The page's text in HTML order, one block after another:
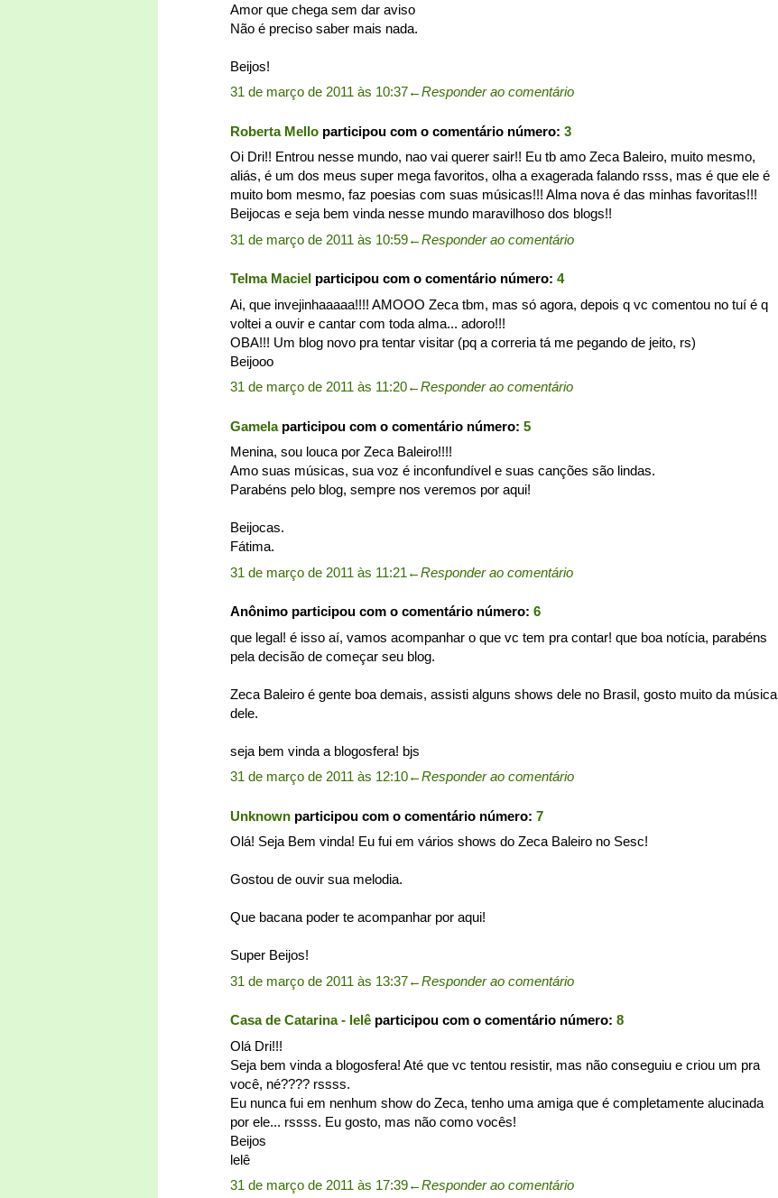
Amor que chega sem dar aviso
Não é preciso saber mais nada.
Beijos!
31 de março de 2011 às 10:37←Responder ao comentário
Roberta Mello participou com o comentário número: 3
Oi Dri!! Entrou nesse mundo, nao vai querer sair!! Eu tb amo Zeca Baleiro, muito mesmo,
aliás, é um dos meus super mega favoritos, olha a exagerada falando rsss, mas é que ele é
muito bom mesmo, faz poesias com suas músicas!!! Alma nova é das minhas favoritas!!!
Beijocas e seja bem vinda nesse mundo maravilhoso dos blogs!!
31 de março de 2011 às 10:59←Responder ao comentário
Telma Maciel participou com o comentário número: 4
Ai, que invejinhaaaaa!!!! AMOOO Zeca tbm, mas só agora, depois q vc comentou no tuí é q
voltei a ouvir e cantar com toda alma... adoro!!!
OBA!!! Um blog novo pra tentar visitar (pq a correria tá me pegando de jeito, rs)
Beijooo
31 de março de 2011 às 11:20←Responder ao comentário
Gamelaparticipou com o comentário número: 5
Menina, sou louca por Zeca Baleiro!!!!
Amo suas músicas, sua voz é inconfundível e suas canções são lindas.
Parabéns pelo blog, sempre nos veremos por aqui!
Beijocas.
Fátima.
31 de março de 2011 às 11:21 ←Responder ao comentário
Anônimo participou com o comentário número: 6
que legal! é isso aí, vamos acompanhar o que vc tem pra contar! que boa notícia, parabéns
pela decisão de começar seu blog.
Zeca Baleiro é gente boa demais, assisti alguns shows dele no Brasil, gosto muito da música
dele.
seja bem vinda a blogosfera! bjs
31 de março de 2011 às 12:10←Responder ao comentário
Unknown participou com o comentário número: 7
Olá! Seja Bem vinda! Eu fui em vários shows do Zeca Baleiro no Sesc!
Gostou de ouvir sua melodia.
Que bacana poder te acompanhar por aqui!
Super Beijos!
31 de março de 2011 às 13:37←Responder ao comentário
Casa de Catarina - lelê participou com o comentário número: 8
Olá Dri!!!
Seja bem vinda a blogosfera! Até que vc tentou resistir, mas não conseguiu e criou um pra
você, né???? rssss.
Eu nunca fui em nenhum show do Zeca, tenho uma amiga que é completamente alucinada
por ele... rssss. Eu gosto, mas não como vocês!
Beijos
lelê
31 de março de 2011 às 17:39←Responder ao comentário